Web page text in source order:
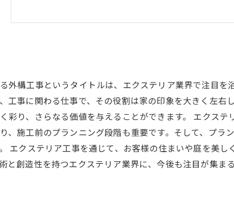
外構工事というタイトルは、エクステリア業界で注目を
工事に関わる仕事で、その役割は家の印象を大きく左右
彩り、さらなる価値を与えることができます。 エクス
、施工前のプランニング段階も重要です。そして、プラ
エクステリア工事を通じて、お客様の住まいや庭を美
創造性を持つエクステリア業界に、今後も注目が集ま